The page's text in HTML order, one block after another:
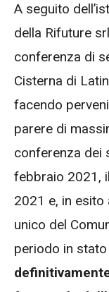
A seguito
della Rifuture
conferenza di
Cisterna di
facendo
parere di
conferenza dei
febbraio 2021,
2021 e, in
unico del
periodo in